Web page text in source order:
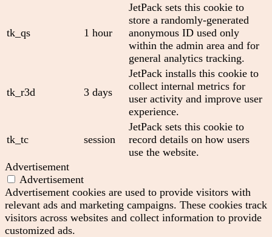
tk_qs 1 hour
JetPack sets this cookie to
store a randomly-generated
anonymous ID used only
within the admin area and for
general analytics tracking.
tk_r3d 3 days
JetPack installs this cookie to
collect internal metrics for
user activity and improve user
experience.
tk_tc session
JetPack sets this cookie to
record details on how users
use the website.
Advertisement
Advertisement
Advertisement cookies are used to provide visitors with
relevant ads and marketing campaigns. These cookies track
visitors across websites and collect information to provide
customized ads.